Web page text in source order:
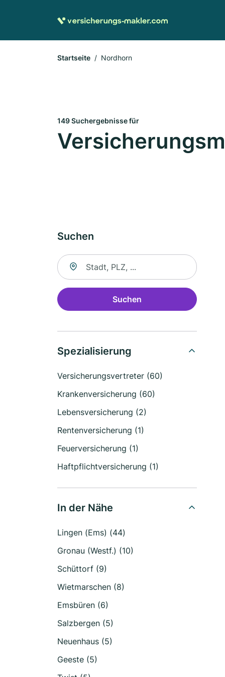
Startseite Nordhorn
149 Suchergebnisse für
Suchen
Suche nach Ort
Suchen
Spezialisierung
Versicherungsvertreter (60)
Krankenversicherung (60)
Lebensversicherung (2)
Rentenversicherung (1)
Feuerversicherung (1)
Haftpflichtversicherung (1)
In der Nähe
Lingen (Ems) (44)
Gronau (Westf.) (10)
Schüttorf (9)
Wietmarschen (8)
Emsbüren (6)
Salzbergen (5)
Neuenhaus (5)
Geeste (5)